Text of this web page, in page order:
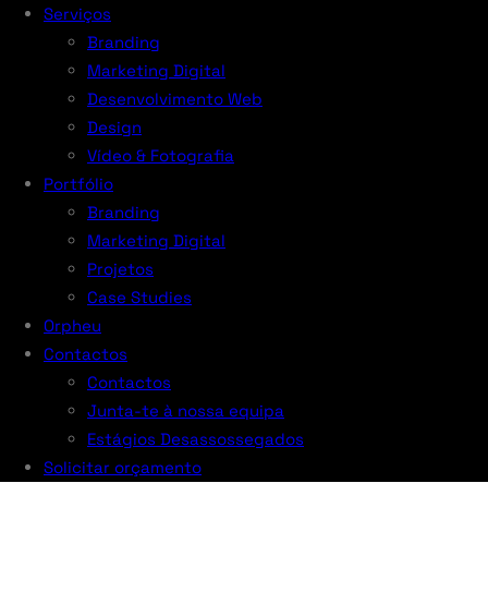
Serviços
Branding
Marketing Digital
Desenvolvimento Web
Design
Vídeo & Fotografia
Portfólio
Branding
Marketing Digital
Projetos
Case Studies
Orpheu
Contactos
Contactos
Junta-te à nossa equipa
Estágios Desassossegados
Solicitar orçamento